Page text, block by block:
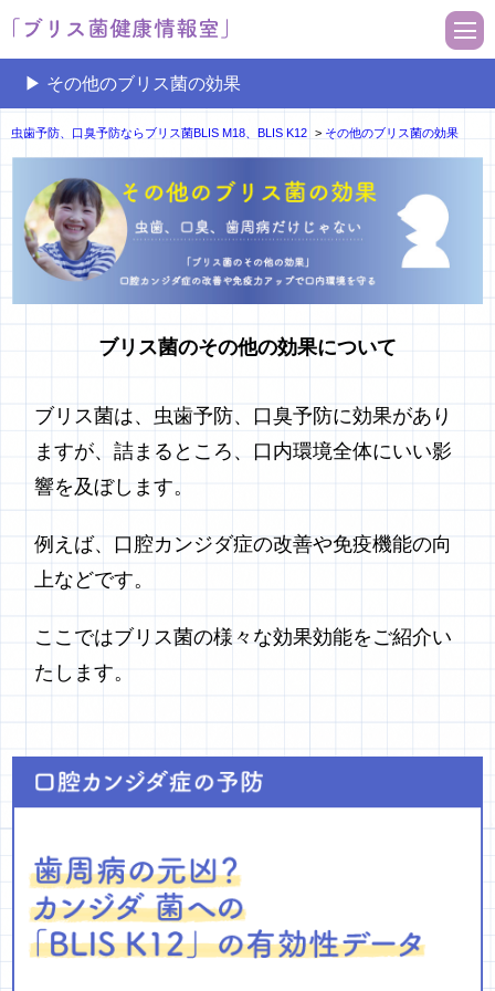
▶︎ その他のブリス菌の効果
虫歯予防、口臭予防ならブリス菌BLIS M18、BLIS K12 > その他のブリス菌の効果
ブリス菌のその他の効果について
ブリス菌は、虫歯予防、口臭予防に効果があり
ますが、詰まるところ、口内環境全体にいい影
響を及ぼします。
例えば、口腔カンジダ症の改善や免疫機能の向
上などです。
ここではブリス菌の様々な効果効能をご紹介い
たします。